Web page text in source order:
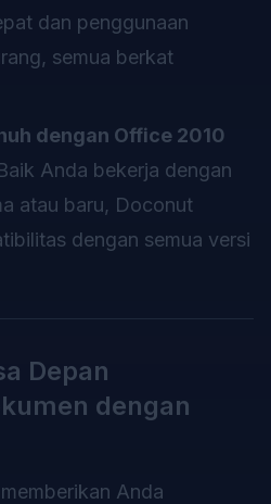
dan penggunaan
semua berkat
dengan Office 2010
Anda bekerja dengan
atau baru, Doconut
dengan semua versi
Depan
dengan
memberikan Anda